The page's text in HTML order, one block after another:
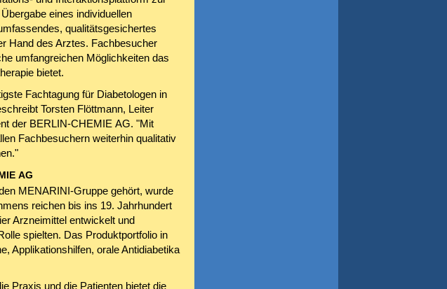
eines individuellen
qualitätsgesichertes
Hand des Arztes. Fachbesucher
umfangreichen Möglichkeiten das
bietet.
Fachtagung für Diabetologen in
Torsten Flöttmann, Leiter
der BERLIN-CHEMIE AG. "Mit
Fachbesuchern weiterhin qualitativ
AG
MENARINI-Gruppe gehört, wurde
reichen bis ins 19. Jahrhundert
Arzneimittel entwickelt und
spielten. Das Produktportfolio in
Applikationshilfen, orale Antidiabetika
Praxis und die Patienten bietet die